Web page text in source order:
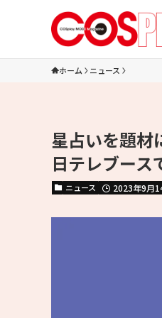
ホーム ニュース
星占いを題
日テレブース
ニュース 2023年9月